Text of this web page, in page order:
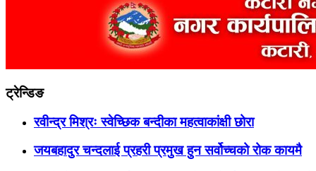
ट्रेन्डिङ
रवीन्द्र मिश्रः स्वेच्छिक बन्दीका महत्वाकांक्षी छोरा
जयबहादुर चन्दलाई प्रहरी प्रमुख हुन सर्वोच्चको रोक कायमै